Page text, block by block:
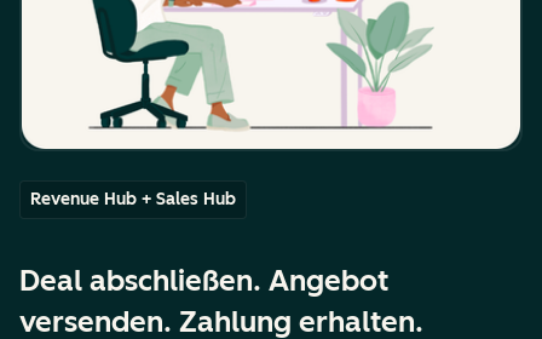
Revenue Hub + Sales Hub
Deal abschließen. Angebot
versenden. Zahlung erhalten.